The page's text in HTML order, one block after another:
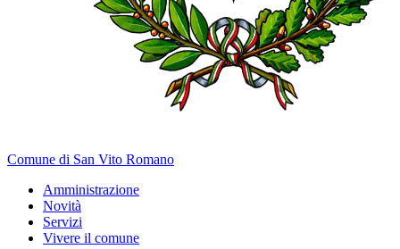
Comune di San Vito Romano
Amministrazione
Novità
Servizi
Vivere il comune